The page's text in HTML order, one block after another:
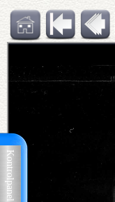
Kontrolpanel